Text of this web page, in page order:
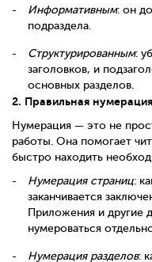
Информативным: он
подраздела.
Структурированным:
заголовков, и
основных разделов.
2. Правильная
Нумерация — это не
работы. Она помогает
быстро находить
Нумерация страниц:
заканчивается
Приложения и другие
нумероваться
Нумерация разделов: